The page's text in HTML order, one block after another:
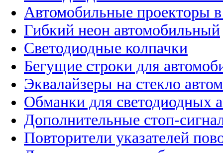
Автомобильные проекторы
Гибкий неон автомобильный
Светодиодные колпачки
Бегущие строки для
Эквалайзеры на стекло
Обманки для светодиодных
Дополнительные стоп-
Повторители указателей